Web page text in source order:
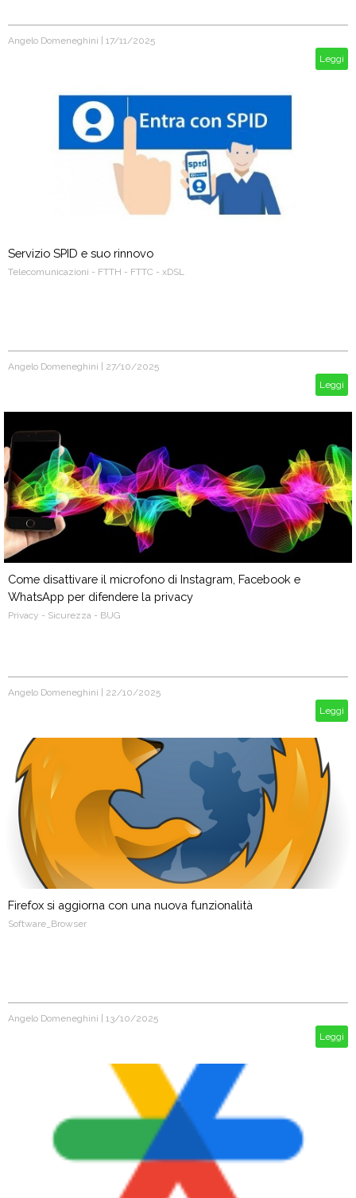
Angelo Domeneghini
17/11/2025
Leggi
Servizio SPID e suo rinnovo
Telecomunicazioni - FTTH - FTTC - xDSL
Angelo Domeneghini
27/10/2025
Leggi
Come disattivare il microfono di Instagram, Facebook e
WhatsApp per difendere la privacy
Privacy - Sicurezza - BUG
Angelo Domeneghini
22/10/2025
Leggi
Firefox si aggiorna con una nuova funzionalità
Software_Browser
Angelo Domeneghini
13/10/2025
Leggi